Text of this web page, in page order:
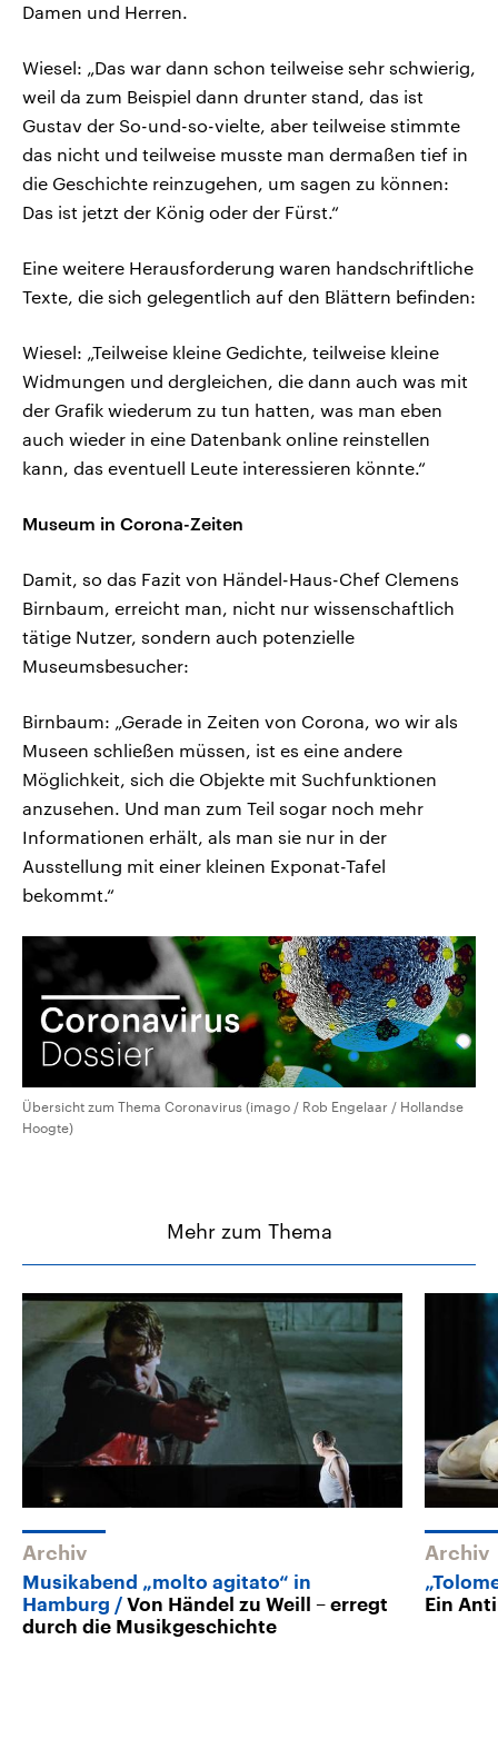
Damen und Herren.
Wiesel: „Das war dann schon teilweise sehr schwierig,
weil da zum Beispiel dann drunter stand, das ist
Gustav der So-und-so-vielte, aber teilweise stimmte
das nicht und teilweise musste man dermaßen tief in
die Geschichte reinzugehen, um sagen zu können:
Das ist jetzt der König oder der Fürst.“
Eine weitere Herausforderung waren handschriftliche
Texte, die sich gelegentlich auf den Blättern befinden:
Wiesel: „Teilweise kleine Gedichte, teilweise kleine
Widmungen und dergleichen, die dann auch was mit
der Grafik wiederum zu tun hatten, was man eben
auch wieder in eine Datenbank online reinstellen
kann, das eventuell Leute interessieren könnte.“
Museum in Corona-Zeiten
Damit, so das Fazit von Händel-Haus-Chef Clemens
Birnbaum, erreicht man, nicht nur wissenschaftlich
tätige Nutzer, sondern auch potenzielle
Museumsbesucher:
Birnbaum: „Gerade in Zeiten von Corona, wo wir als
Museen schließen müssen, ist es eine andere
Möglichkeit, sich die Objekte mit Suchfunktionen
anzusehen. Und man zum Teil sogar noch mehr
Informationen erhält, als man sie nur in der
Ausstellung mit einer kleinen Exponat-Tafel
bekommt.“
Übersicht zum Thema Coronavirus (imago / Rob Engelaar / Hollandse
Hoogte)
Mehr zum Thema
Archiv
Musikabend „molto agitato“ in
Hamburg
Von Händel zu Weill – erregt
durch die Musikgeschichte
Archiv
Ein